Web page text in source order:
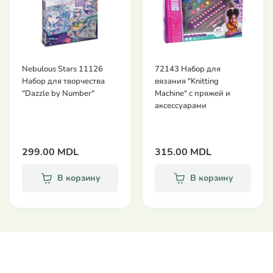
Nebulous Stars 11126
Набор для творчества
"Dazzle by Number"
299.00 MDL
В корзину
72143 Набор для
вязания "Knitting
Machine" с пряжей и
аксессуарами
315.00 MDL
В корзину